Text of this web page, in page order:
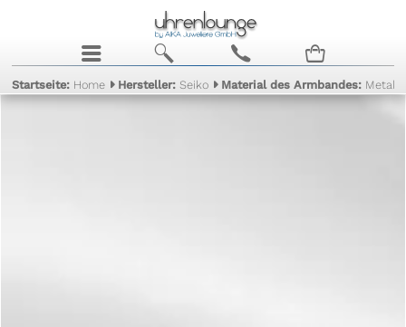
j b c n
Startseite: Home Hersteller:Seiko Material des Armbandes: Metall